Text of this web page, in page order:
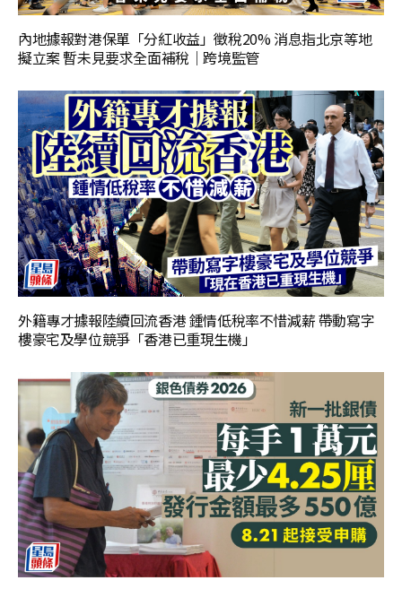
內地據報對港保單「分紅收益」徵稅20% 消息指北京等地
擬立案 暫未見要求全面補稅｜跨境監管
外籍專才據報陸續回流香港 鍾情低稅率不惜減薪 帶動寫字
樓豪宅及學位競爭「香港已重現生機」